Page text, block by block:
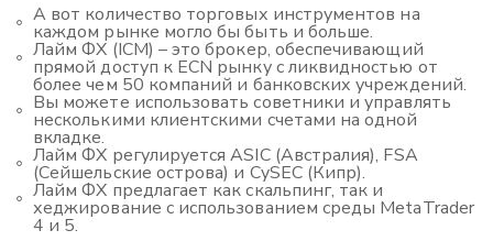
А вот количество торговых инструментов на
каждом рынке могло бы быть и больше.
Лайм ФХ (ICM) – это брокер, обеспечивающий
прямой доступ к ECN рынку с ликвидностью от
более чем 50 компаний и банковских учреждений.
Вы можете использовать советники и управлять
несколькими клиентскими счетами на одной
вкладке.
Лайм ФХ регулируется ASIC (Австралия), FSA
(Сейшельские острова) и CySEC (Кипр).
Лайм ФХ предлагает как скальпинг, так и
хеджирование с использованием среды MetaTrader
4 и 5.